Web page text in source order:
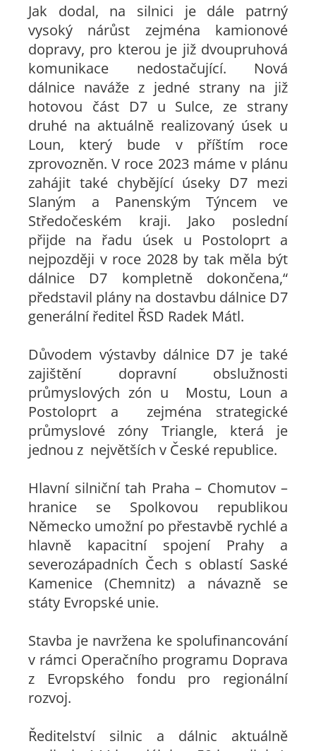
Jak dodal, na silnici je dále patrný
vysoký nárůst zejména kamionové
dopravy, pro kterou je již dvoupruhová
komunikace nedostačující. Nová
dálnice naváže z jedné strany na již
hotovou část D7 u Sulce, ze strany
druhé na aktuálně realizovaný úsek u
Loun, který bude v příštím roce
zprovozněn. V roce 2023 máme v plánu
zahájit také chybějící úseky D7 mezi
Slaným a Panenským Týncem ve
Středočeském kraji. Jako poslední
přijde na řadu úsek u Postoloprt a
nejpozději v roce 2028 by tak měla být
dálnice D7 kompletně dokončena,“
představil plány na dostavbu dálnice D7
generální ředitel ŘSD Radek Mátl.
Důvodem výstavby dálnice D7 je také
zajištění dopravní obslužnosti
průmyslových zón u Mostu, Loun a
Postoloprt a zejména strategické
průmyslové zóny Triangle, která je
jednou z největších v České republice.
Hlavní silniční tah Praha – Chomutov –
hranice se Spolkovou republikou
Německo umožní po přestavbě rychlé a
hlavně kapacitní spojení Prahy a
severozápadních Čech s oblastí Saské
Kamenice (Chemnitz) a návazně se
státy Evropské unie.
Stavba je navržena ke spolufinancování
v rámci Operačního programu Doprava
z Evropského fondu pro regionální
rozvoj.
Ředitelství silnic a dálnic aktuálně